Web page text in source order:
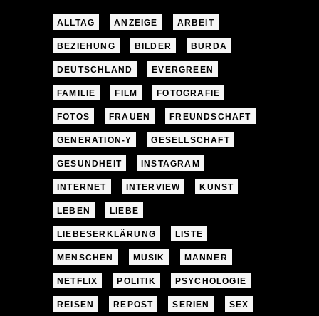
ALLTAG ANZEIGE ARBEIT
BEZIEHUNG BILDER BURDA
DEUTSCHLAND EVERGREEN
FAMILIE FILM FOTOGRAFIE
FOTOS FRAUEN FREUNDSCHAFT
GENERATION-Y GESELLSCHAFT
GESUNDHEIT INSTAGRAM
INTERNET INTERVIEW KUNST
LEBEN LIEBE
LIEBESERKLÄRUNG LISTE
MENSCHEN MUSIK MÄNNER
NETFLIX POLITIK PSYCHOLOGIE
REISEN REPOST SERIEN SEX